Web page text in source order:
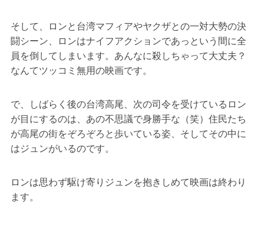
そして、ロンと台湾マフィアやヤクザとの一対大勢の決
闘シーン、ロンはナイフアクションであっという間に全
員を倒してしまいます。あんなに殺しちゃって大丈夫？
なんてツッコミ無用の映画です。
で、しばらく後の台湾高尾、次の司令を受けているロン
が目にするのは、あの不思議で身勝手な（笑）住民たち
が高尾の街をぞろぞろと歩いている姿、そしてその中に
はジュンがいるのです。
ロンは思わず駆け寄りジュンを抱きしめて映画は終わり
ます。